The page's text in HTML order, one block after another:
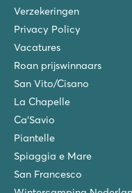
Verzekeringen
Privacy Policy
Vacatures
Roan prijswinnaars
San Vito/Cisano
La Chapelle
Ca'Savio
Piantelle
Spiaggia e Mare
San Francesco